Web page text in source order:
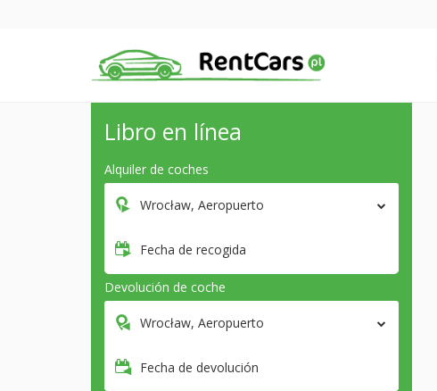
Libro en línea
Alquiler de coches
Wrocław, Aeropuerto
Fecha de recogida
Devolución de coche
Wrocław, Aeropuerto
Fecha de devolución